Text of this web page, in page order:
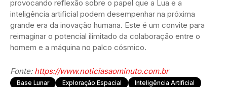
provocando reflexão sobre o papel que a Lua e a
inteligência artificial podem desempenhar na próxima
grande era da inovação humana. Este é um convite para
reimaginar o potencial ilimitado da colaboração entre o
homem e a máquina no palco cósmico.
Fonte: https://www.noticiasaominuto.com.br
Base Lunar Exploração Espacial
Inteligência Artificial